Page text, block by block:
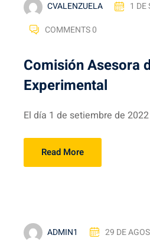
CVALENZUELA
1 DE
COMMENTS 0
Comisión Asesora
Experimental
El día 1 de setiembre de
Read More
ADMIN1
29 DE